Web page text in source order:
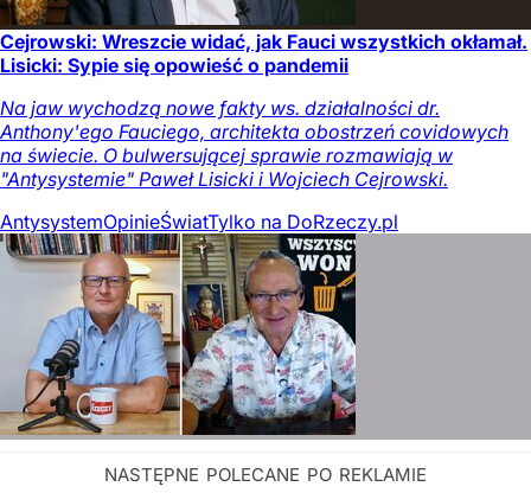
Cejrowski: Wreszcie widać, jak Fauci wszystkich okłamał.
Lisicki: Sypie się opowieść o pandemii
Na jaw wychodzą nowe fakty ws. działalności dr.
Anthony'ego Fauciego, architekta obostrzeń covidowych
na świecie. O bulwersującej sprawie rozmawiają w
"Antysystemie" Paweł Lisicki i Wojciech Cejrowski.
AntysystemOpinieŚwiatTylko na DoRzeczy.pl